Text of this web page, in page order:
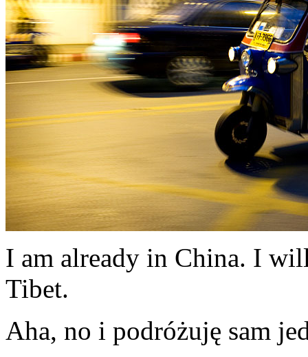
I am already in China. I
Tibet.
Aha, no i podróżuję sam